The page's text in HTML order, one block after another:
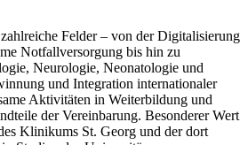
Felder – von der Digitalisierung
Notfallversorgung bis hin zu
Neurologie, Neonatologie und
und Integration internationaler
Aktivitäten in Weiterbildung und
der Vereinbarung. Besonderer Wert
Klinikums St. Georg und der dort